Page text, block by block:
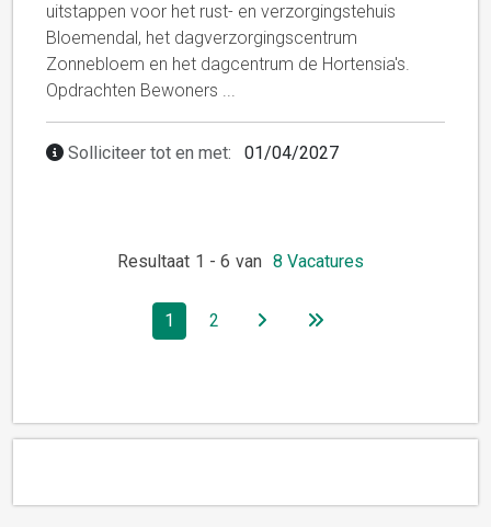
uitstappen voor het rust- en verzorgingstehuis
Bloemendal, het dagverzorgingscentrum
Zonnebloem en het dagcentrum de Hortensia's.
Opdrachten Bewoners ...
Solliciteer tot en met: 01/04/2027
Resultaat 1 - 6 van 8 Vacatures
1 2